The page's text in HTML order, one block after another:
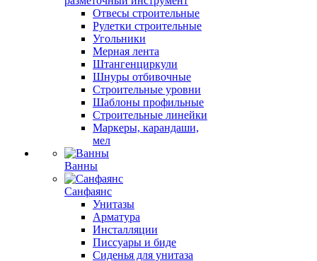
Отвесы строительные
Рулетки строительные
Угольники
Мерная лента
Штангенциркули
Шнуры отбивочные
Строительные уровни
Шаблоны профильные
Строительные линейки
Маркеры, карандаши,
мел
Ванны
Санфаянс
Унитазы
Арматура
Инсталляции
Писсуары и биде
Сиденья для унитаза